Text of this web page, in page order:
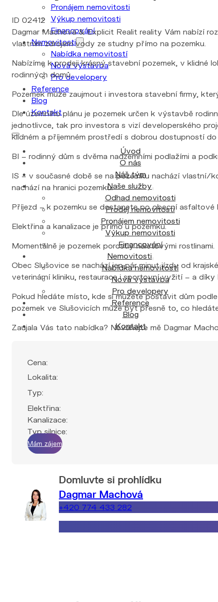
Pronájem nemovitosti
Výkup nemovitosti
Financování
Nemovitosti
Nabídka nemovitostí
Nová výstavba
Pro developery
Reference
Blog
Kontakt
Úvod
O nás
Náš tým
Naše služby
Odhad nemovitosti
Prodej nemovitosti
Pronájem nemovitosti
Výkup nemovitosti
Financování
Nemovitosti
Nabídka nemovitostí
Nová výstavba
Pro developery
Reference
Blog
Kontakt
ID 02412
Dagmar Machová & Explicit Realit reality Vám nabízí
vlastním zdrojem vody ze studny přímo na pozemku.
Nabízíme k prodeji krásný stavební pozemek, v klidné
rodinných domů.
Pozemek může zaujmout i investora stavební firmy,
Dle územního plánu je pozemek určen k výstavbě
jednotlivce, tak pro investora s vizí developerského
klidném a příjemném prostředí s dobrou dostupností do
BI – rodinný dům s dvěma nadzemními podlažími a
IS – v současné době se na pozemku nachází vlastní/
nachází na hranici pozemku.
Příjezd – k pozemku se dostanete po obecní asfaltové
Elektřina a kanalizace je přímo u pozemku.
Momentálně je pozemek porostlý náletovými rostlinami.
Obec Slušovice se nachází jen pár minut jízdy od
veterinární kliniku, restaurace i sportovní vyžití – a
Pokud hledáte místo, kde si můžete postavit dům
pozemek ve Slušovicích může být přesně to, co
Zaujala Vás tato nabídka? Neváhejte mě Dagmar
Cena:
Lokalita:
Typ:
Elektřina:
Kanalizace:
Typ silnice:
Mám zájem
Domluvte si prohlídku
Dagmar Machová
+420 774 433 282